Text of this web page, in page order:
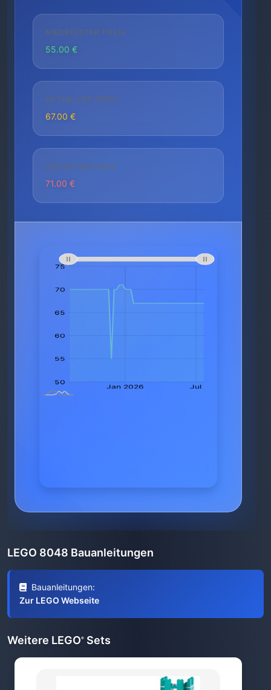
NIEDRIGSTER PREIS
55.00 €
AKTUELLER PREIS
67.00 €
HÖCHSTER PREIS
71.00 €
LEGO 8048 Bauanleitungen
Bauanleitungen:
Zur LEGO Webseite
Weitere LEGO® Sets